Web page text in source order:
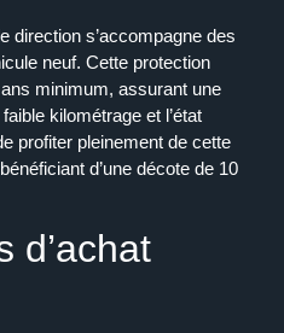
direction s’accompagne des
neuf. Cette protection
minimum, assurant une
kilométrage et l’état
profiter pleinement de cette
d’une décote de 10
d’achat